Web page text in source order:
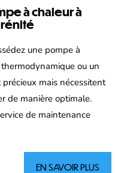
à chaleur à
une pompe à
ou un
précieux mais nécessitent
de manière optimale.
de maintenance
EN SAVOIR PLUS